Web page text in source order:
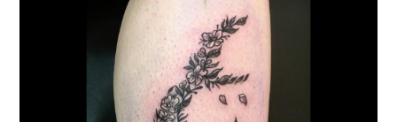
requin-avignon-graphicaderme-tatouage.jpg
15192685_1029110080550715_1381504240022583808_n.jpg